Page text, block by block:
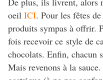
oeil ICI. Pour les fêtes
produits sympas à offrir.
fois recevoir ce style de
chocolats. Enfin, chacun
Mais revenons à la